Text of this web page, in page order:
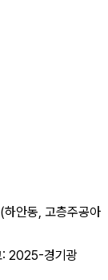
안동, 고층주공아
: 2025-경기광